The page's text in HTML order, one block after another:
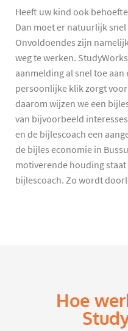
Heeft uw kind ook
Dan moet er natuurlijk
Onvoldoendes zijn
weg te werken.
aanmelding al snel toe aan
persoonlijke klik zorgt
daarom wijzen we een
van bijvoorbeeld
en de bijlescoach een
de bijles economie in
motiverende houding
bijlescoach. Zo wordt
Hoe